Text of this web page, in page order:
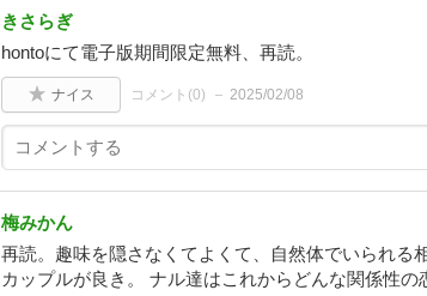
きさらぎ
hontoにて電子版期間限定無料、再読。
ナイス コメント(0) 2025/02/08
梅みかん
再読。趣味を隠さなくてよくて、自然体でいられる
カップルが良き。 ナル達はこれからどんな関係性の